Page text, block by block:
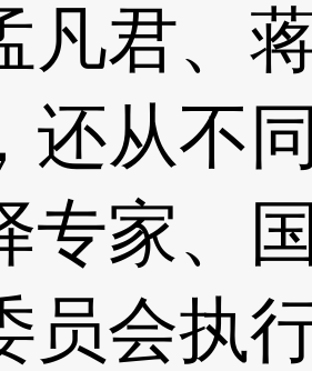
凡君、
还从不
专家、
员会执